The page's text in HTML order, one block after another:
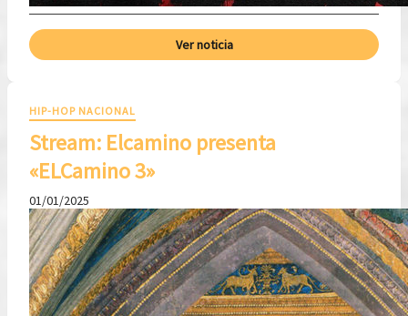
Ver noticia
HIP-HOP NACIONAL
Stream: Elcamino presenta
«ELCamino 3»
01/01/2025